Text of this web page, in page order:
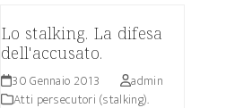
Lo stalking. La difesa
dell'accusato.
30 Gennaio 2013
admin
Atti persecutori (stalking).